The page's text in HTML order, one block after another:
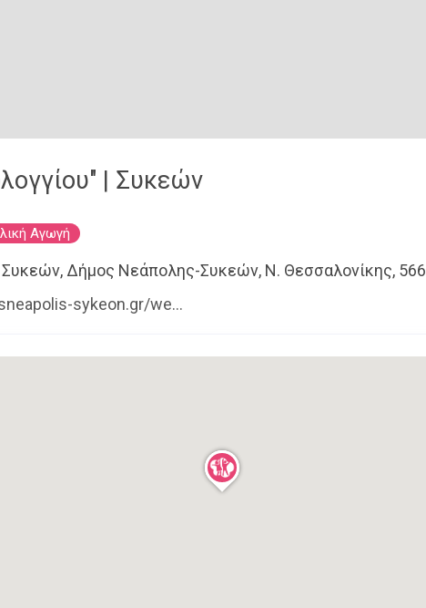
| Συκεών
Αγωγή
Δήμος Νεάπολης-Συκεών, Ν. Θεσσαλονίκης,
sykeon.gr/we...